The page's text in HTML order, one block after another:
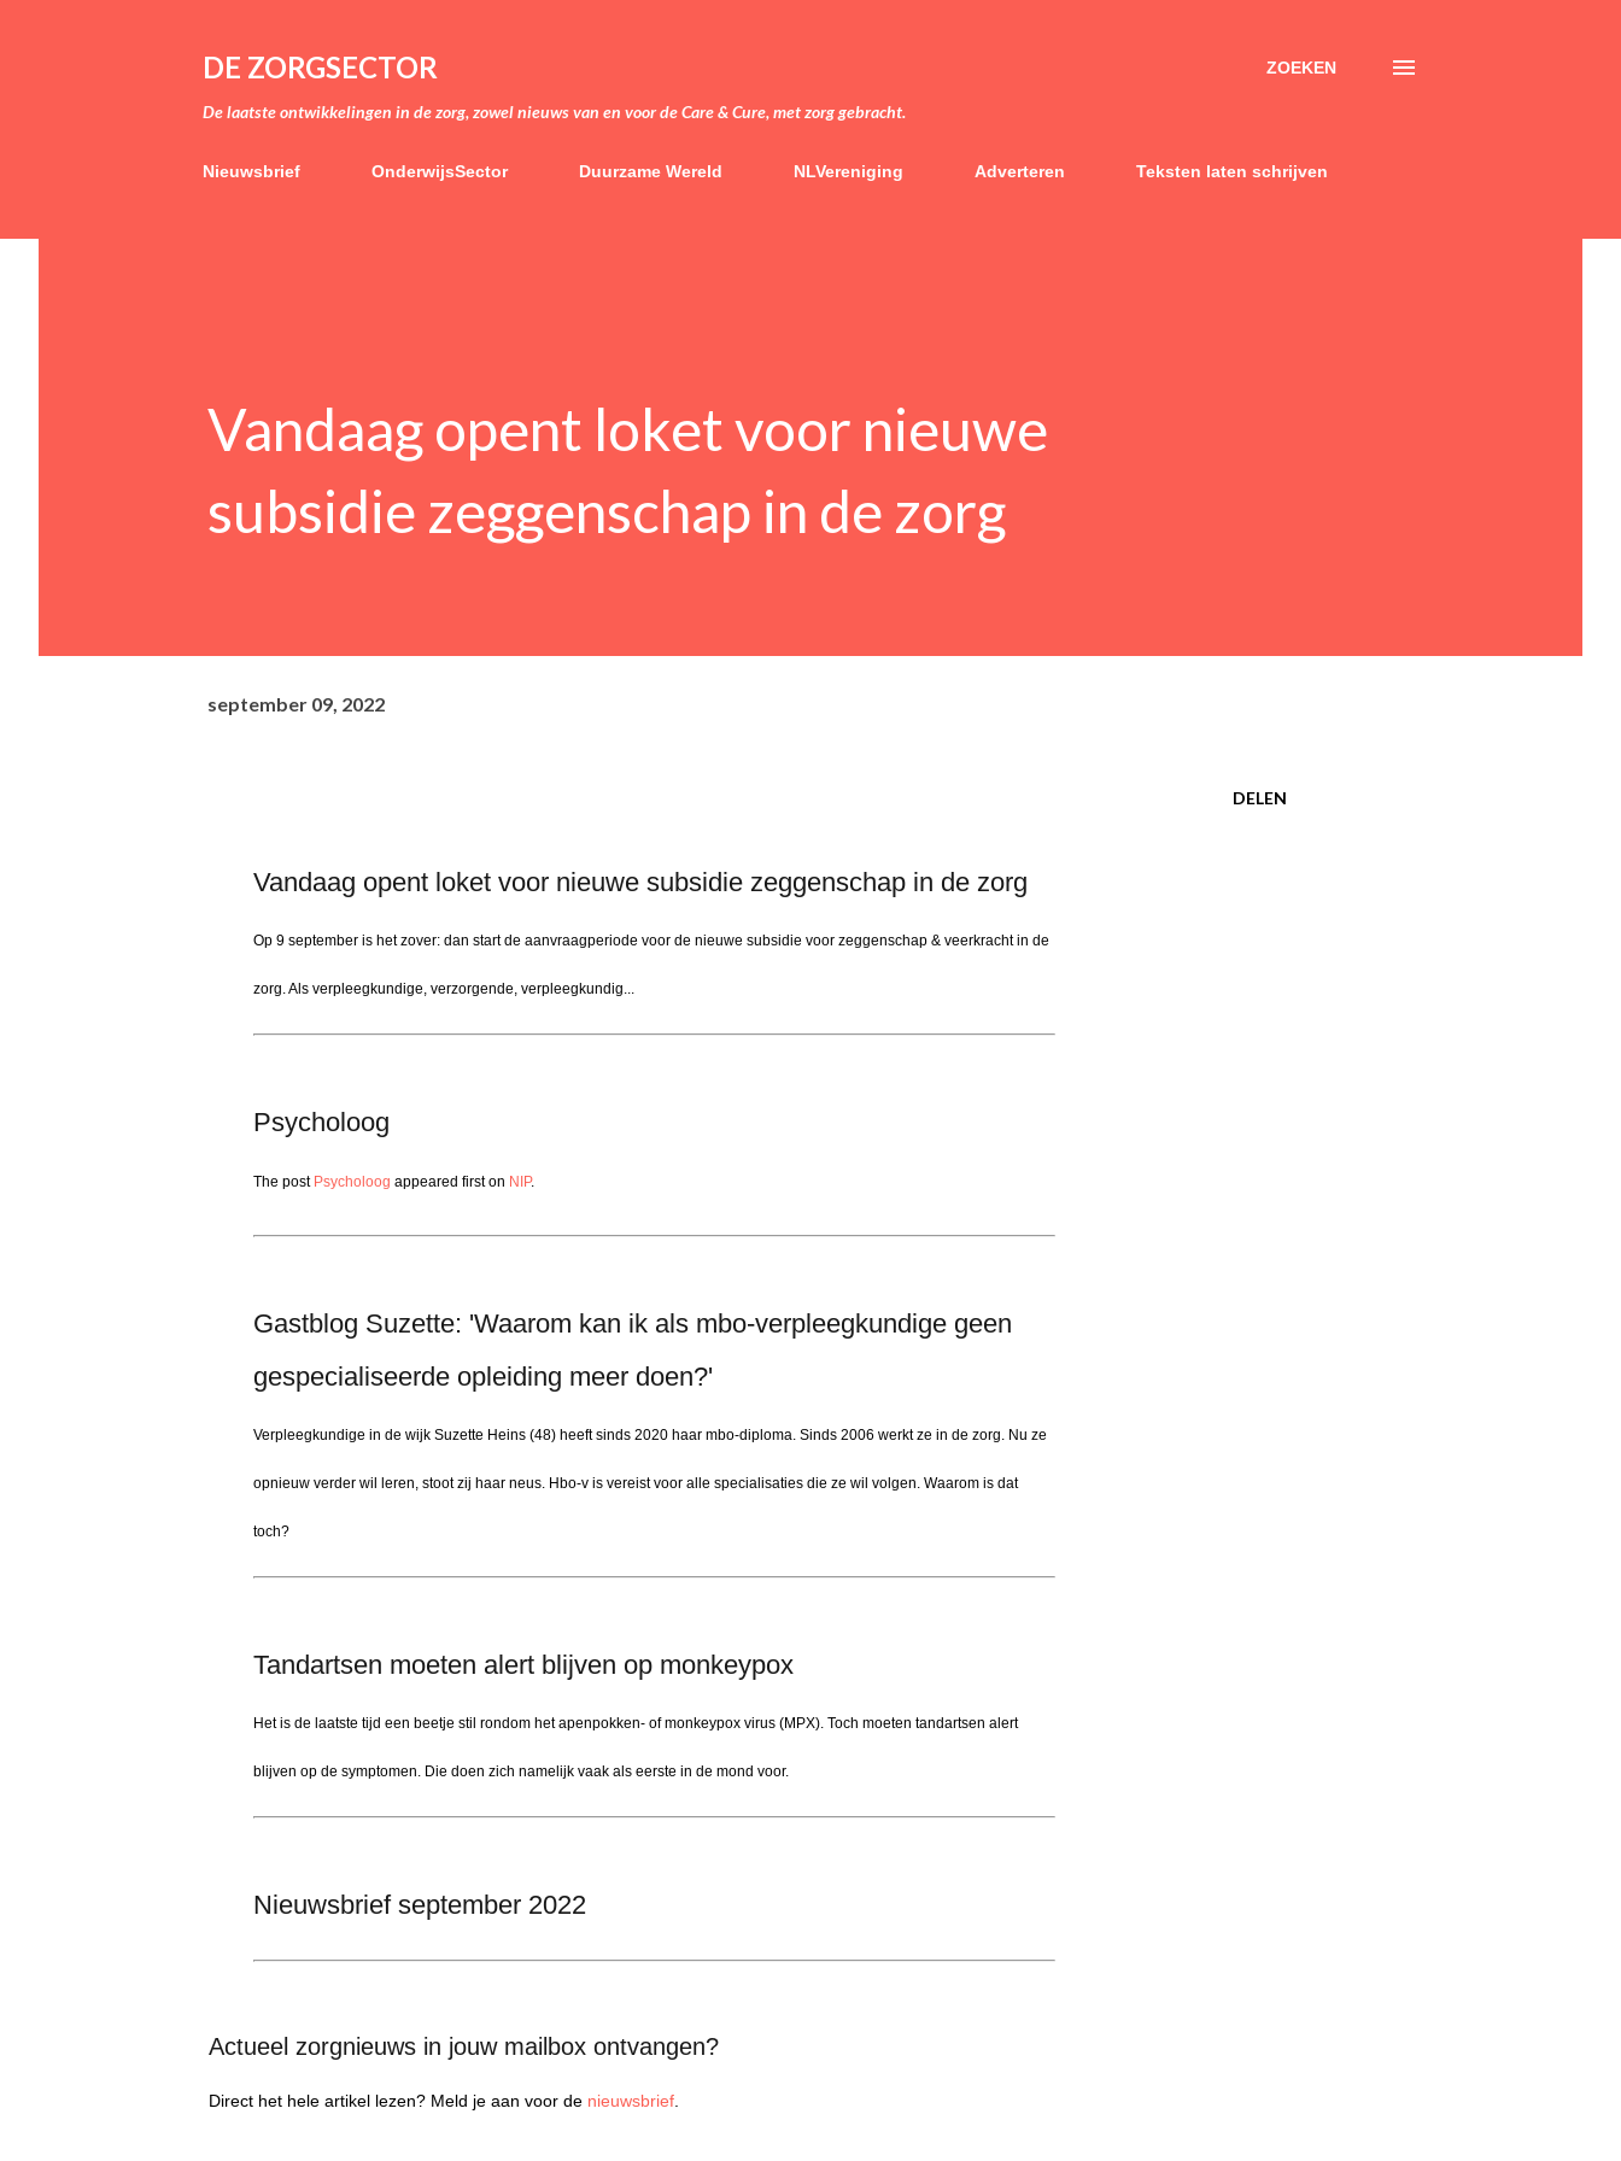
DE ZORGSECTOR
De laatste ontwikkelingen in de zorg, zowel nieuws van en voor de Care & Cure, met zorg gebracht.
ZOEKEN
Nieuwsbrief OnderwijsSector Duurzame Wereld NLVereniging Adverteren Teksten laten schrijven
Vandaag opent loket voor nieuwe
subsidie zeggenschap in de zorg
september 09, 2022
Vandaag opent loket voor nieuwe subsidie zeggenschap in de zorg
Op 9 september is het zover: dan start de aanvraagperiode voor de nieuwe subsidie voor zeggenschap & veerkracht in de
zorg. Als verpleegkundige, verzorgende, verpleegkundig...
Psycholoog
The post Psycholoog appeared first on NIP.
Gastblog Suzette: 'Waarom kan ik als mbo-verpleegkundige geen
gespecialiseerde opleiding meer doen?'
Verpleegkundige in de wijk Suzette Heins (48) heeft sinds 2020 haar mbo-diploma. Sinds 2006 werkt ze in de zorg. Nu ze
opnieuw verder wil leren, stoot zij haar neus. Hbo-v is vereist voor alle specialisaties die ze wil volgen. Waarom is dat
toch?
Tandartsen moeten alert blijven op monkeypox
Het is de laatste tijd een beetje stil rondom het apenpokken- of monkeypox virus (MPX). Toch moeten tandartsen alert
blijven op de symptomen. Die doen zich namelijk vaak als eerste in de mond voor.
Nieuwsbrief september 2022
Actueel zorgnieuws in jouw mailbox ontvangen?
Direct het hele artikel lezen? Meld je aan voor de nieuwsbrief
DELEN